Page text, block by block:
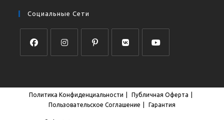
Социальные Сети
новой
вкладке
новой
вкладке
новой
вкладке
новой
вкладке
новой
вкладке
Политика Конфиденциальности
Публичная Оферта
Пользовательское Соглашение
Гарантия